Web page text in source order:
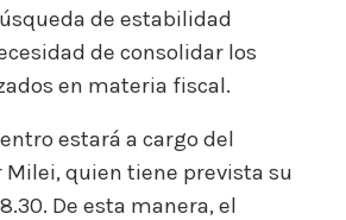
de estabilidad
de consolidar los
en materia fiscal.
estará a cargo del
Milei, quien tiene prevista su
De esta manera, el